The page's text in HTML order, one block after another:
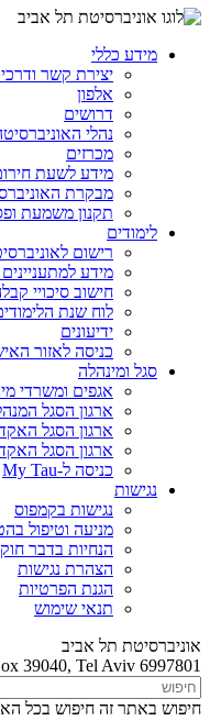
מידע כללי
יצירת קשר
אלפון
דרושים
נהלי
מכרזים
מידע לשעת
מבקרת
תקנון משמעת
לימודים
רישום
מידע
חישוב סיכויי
לוח שנת
ידיעונים
כניסה לאזור
סגל ומינהלה
אגפים ומשרדי
ארגון הסגל
ארגון הסגל
ארגון הסגל
כניסה ל-My Tau
נגישות
נגישות בקמפוס
מניעה וטיפול
הנחיות בדבר
הצהרת נגישות
הגנת הפרטיות
תנאי שימוש
אוניברסיטת תל אביב
39040, Tel Aviv 6997801
חיפוש באתר זה חיפוש בכל